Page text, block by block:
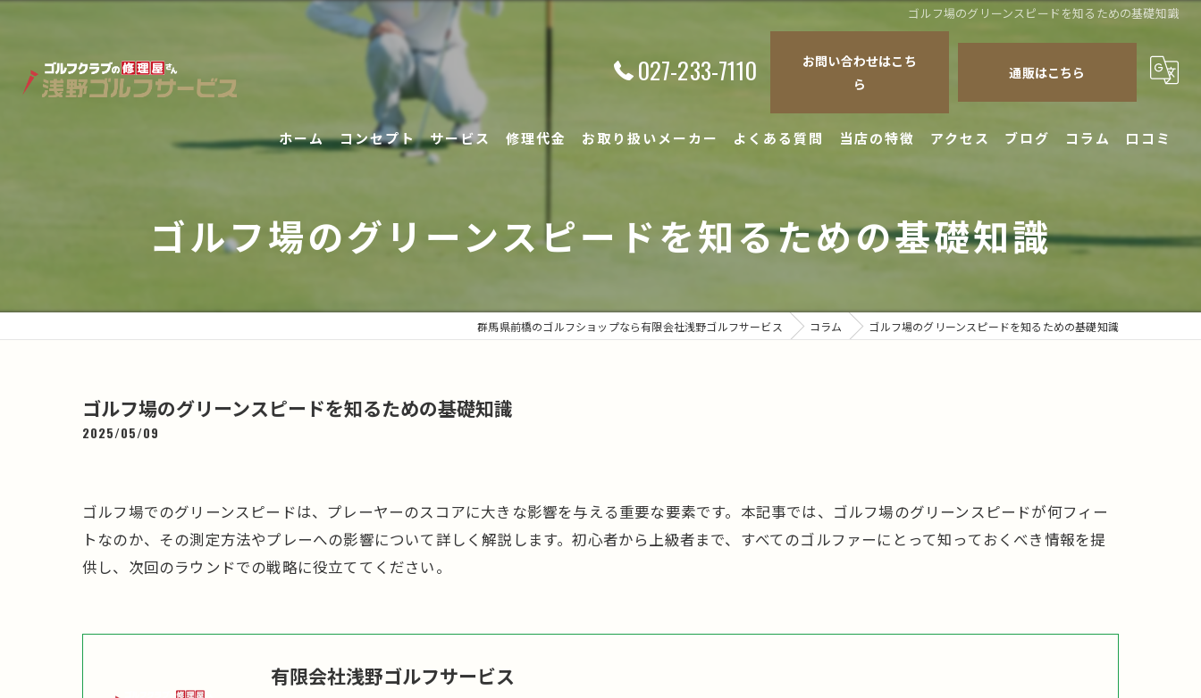
ゴルフ場のグリーンスピードを知るための基礎知識
027-233-7110
お問い合わせはこち
ら
通販はこちら
ホーム コンセプト サービス 修理代金 お取り扱いメーカー よくある質問 当店の特徴
シャフト
チューンナップ
アクセス ブログ コラム 口コミ
ゴルフ場のグリーンスピードを知るための基礎知識
群馬県前橋のゴルフショップなら有限会社浅野ゴルフサービス コラム ゴルフ場のグリーンスピードを知るための基礎知識
ゴルフ場のグリーンスピードを知るための基礎知識
2025/05/09
ゴルフ場でのグリーンスピードは、プレーヤーのスコアに大きな影響を与える重要な要素です。本記事では、ゴルフ場のグリーンスピードが何フィー
トなのか、その測定方法やプレーへの影響について詳しく解説します。初心者から上級者まで、すべてのゴルファーにとって知っておくべき情報を提
供し、次回のラウンドでの戦略に役立ててください。
有限会社浅野ゴルフサービス